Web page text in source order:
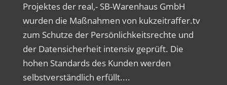
Projektes der real,- SB-Warenhaus GmbH
wurden die Maßnahmen von kukzeitraffer.tv
zum Schutze der Persönlichkeitsrechte und
der Datensicherheit intensiv geprüft. Die
hohen Standards des Kunden werden
selbstverständlich erfüllt....